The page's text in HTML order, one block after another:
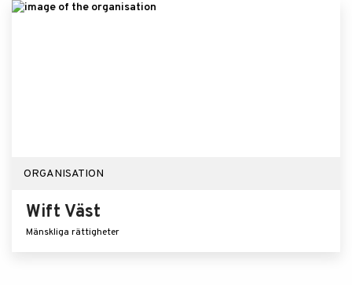
ORGANISATION
Wift Väst
Mänskliga rättigheter